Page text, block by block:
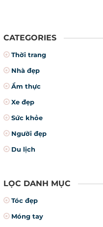
CATEGORIES
Thời trang
Nhà đẹp
Ẩm thực
Xe đẹp
Sức khỏe
Người đẹp
Du lịch
LỌC DANH MỤC
Tóc đẹp
Móng tay